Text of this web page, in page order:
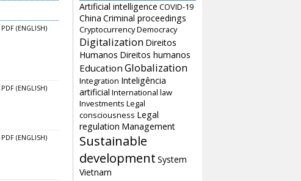
Artificial intelligence COVID-19
China Criminal proceedings
CryptocurrencyDemocracy
Digitalization Direitos
Humanos Direitos humanos
Education Globalization
Integration Inteligência
artificial International law
Investments Legal
consciousness Legal
regulation Management
Sustainable
development System
Vietnam
PDF (ENGLISH)
PDF (ENGLISH)
PDF (ENGLISH)